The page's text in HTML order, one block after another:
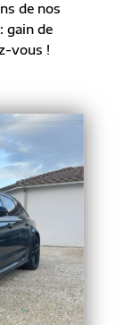
de nos
gain de
vous !